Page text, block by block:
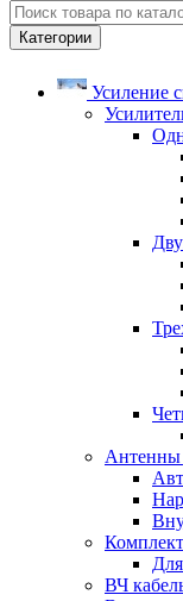
Категории
Усиление
Антенны
ВЧ